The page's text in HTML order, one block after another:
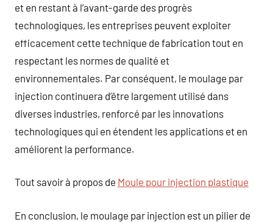
et en restant à l’avant-garde des progrès
technologiques, les entreprises peuvent exploiter
efficacement cette technique de fabrication tout en
respectant les normes de qualité et
environnementales. Par conséquent, le moulage par
injection continuera d’être largement utilisé dans
diverses industries, renforcé par les innovations
technologiques qui en étendent les applications et en
améliorent la performance.
Tout savoir à propos de Moule pour injection plastique
En conclusion, le moulage par injection est un pilier de